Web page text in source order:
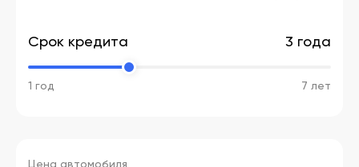
Срок кредита 3 года
1 год 7 лет
Цена автомобиля